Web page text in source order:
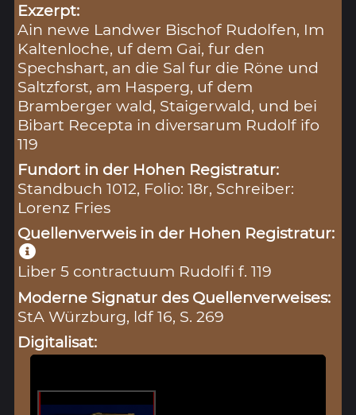
Exzerpt:
Ain newe Landwer Bischof Rudolfen, Im
Kaltenloche, uf dem Gai, fur den
Spechshart, an die Sal fur die Röne und
Saltzforst, am Hasperg, uf dem
Bramberger wald, Staigerwald, und bei
Bibart Recepta in diversarum Rudolf ifo
119
Fundort in der Hohen Registratur:
Standbuch 1012, Folio: 18r, Schreiber:
Lorenz Fries
Quellenverweis in der Hohen Registratur:
Liber 5 contractuum Rudolfi f. 119
Moderne Signatur des Quellenverweises:
StA Würzburg, ldf 16, S. 269
Digitalisat: